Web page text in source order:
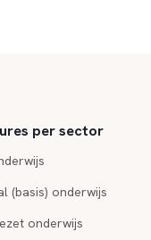
per sector
(basis) onderwijs
onderwijs